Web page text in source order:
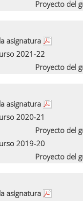
Proyecto del
asignatura
2021-22
Proyecto del
asignatura
2020-21
Proyecto del
2019-20
Proyecto del
asignatura